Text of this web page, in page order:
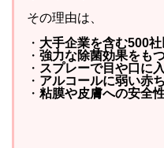
その理由は、
・ 大手企業を含む500社
・ 強力な除菌効果をも
・ スプレーで目や口に
・ アルコールに弱い赤
・ 粘膜や皮膚への安全